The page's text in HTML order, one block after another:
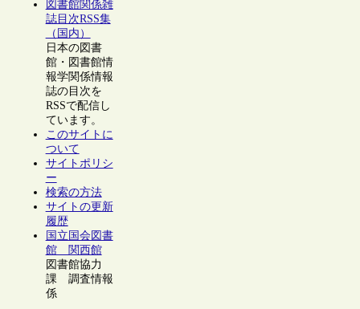
図書館関係雑
誌目次RSS集
（国内）
日本の図書
館・図書館情
報学関係情報
誌の目次を
RSSで配信し
ています。
このサイトに
ついて
サイトポリシ
ー
検索の方法
サイトの更新
履歴
国立国会図書
館 関西館
図書館協力
課 調査情報
係